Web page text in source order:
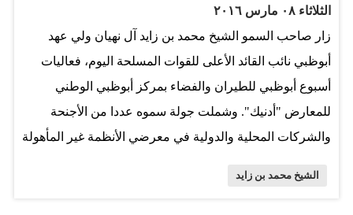
المدعومة للمواطنين إن مشروع دعم السلع شهد تطوراً كبيراً
وخاصة في أعداد المستفيدين منه .. وكذلك السلع المدعومة
المقدمة لهم والتي تشمل 50 سلعة تسد معظم حاجات الأسر
المواطنة المعيشية اليومية، وأضاف إن المنتجات الوطنية التي
تدعمها المؤسسة للمواطنين هي سلع أساسية وتمثل الغذاء
الرئيسي للأسرة المواطنة وأهما سلع…
الثلاثاء ٠٨ مارس ٢٠١٦
زار صاحب السمو الشيخ محمد بن زايد آل نهيان ولي عهد
أبوظبي نائب القائد الأعلى للقوات المسلحة اليوم، فعاليات
أسبوع أبوظبي للطيران والفضاء بمركز أبوظبي الوطني
للمعارض "أدنيك". وشملت جولة سموه عددا من الأجنحة
والشركات المحلية والدولية في معرضي الأنظمة غير المأهولة
الشيخ محمد بن زايد